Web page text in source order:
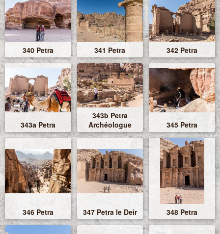
340 Petra 341 Petra 342 Petra
343a Petra
343b Petra
Archéologue
345 Petra
346 Petra 347 Petra le Deir 348 Petra